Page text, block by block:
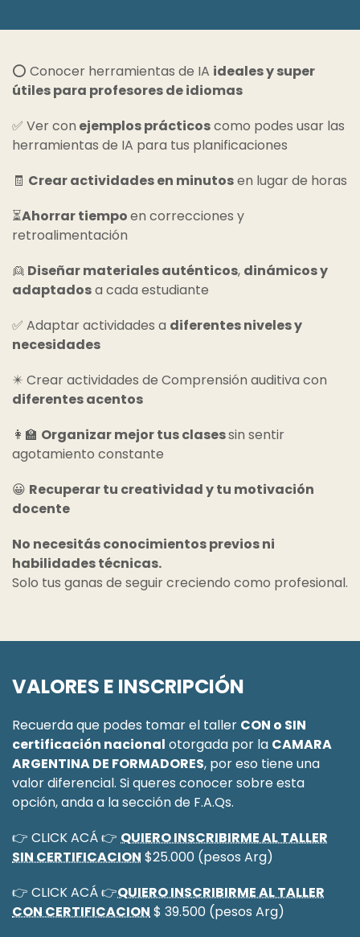
⭕ Conocer herramientas de IA ideales y super
útiles para profesores de idiomas
✅​ Ver con ejemplos prácticoscomo podes usar las
herramientas de IA para tus planificaciones
🧾 Crear actividades en minutosen lugar de horas
⏳Ahorrar tiempoen correcciones y
retroalimentación
👱 Diseñar materiales auténticos, dinámicos y
adaptadosa cada estudiante
✅​ Adaptar actividades a diferentes niveles y
necesidades
✴️​ Crear actividades de Comprensión auditiva con
diferentes acentos
​👩‍🏫 Organizar mejor tus clasessin sentir
agotamiento constante
😀 Recuperar tu creatividad y tu motivación
docente
No necesitás conocimientos previos ni
habilidades técnicas.
Solo tus ganas de seguir creciendo como profesional.
VALORES E INSCRIPCIÓN
Recuerda que podes tomar el taller CON o SIN
certificación nacional otorgada por la CAMARA
ARGENTINA DE FORMADORES, por eso tiene una
valor diferencial. Si queres conocer sobre esta
opción, anda a la sección de F.A.Qs.
👉 CLICK ACÁ 👉 QUIERO INSCRIBIRME AL TALLER
SIN CERTIFICACION $25.000 (pesos Arg)
👉 CLICK ACÁ 👉QUIERO INSCRIBIRME AL TALLER
CON CERTIFICACION$ 39.500 (pesos Arg)